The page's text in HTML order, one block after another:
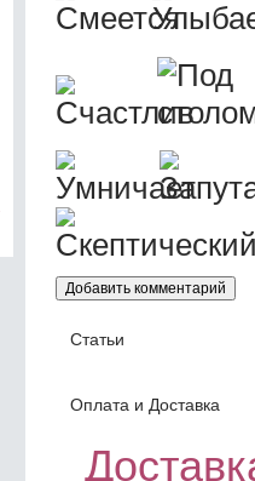
Статьи
Оплата и Доставка